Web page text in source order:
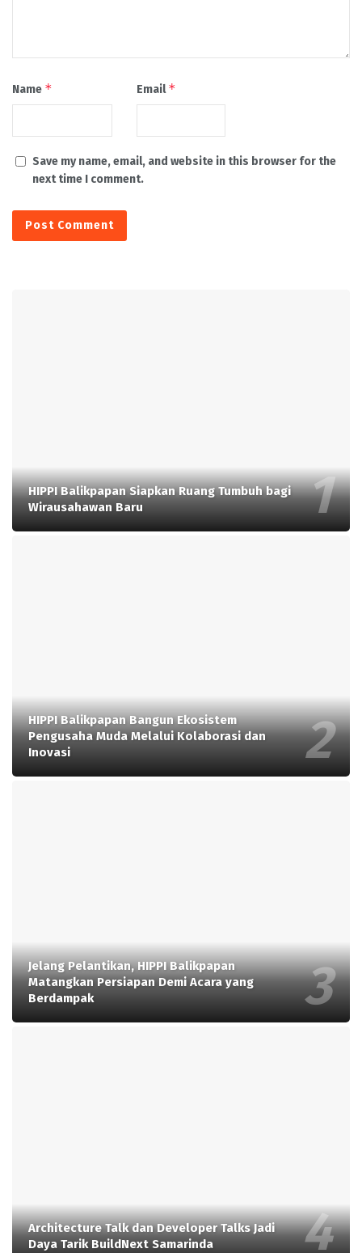
Name * Email*
Save my name, email, and website in this browser for the
next time I comment.
HIPPI Balikpapan Siapkan Ruang Tumbuh bagi
Wirausahawan Baru
HIPPI Balikpapan Bangun Ekosistem
Pengusaha Muda Melalui Kolaborasi dan
Inovasi
Jelang Pelantikan, HIPPI Balikpapan
Matangkan Persiapan Demi Acara yang
Berdampak
Architecture Talk dan Developer Talks Jadi
Daya Tarik BuildNext Samarinda